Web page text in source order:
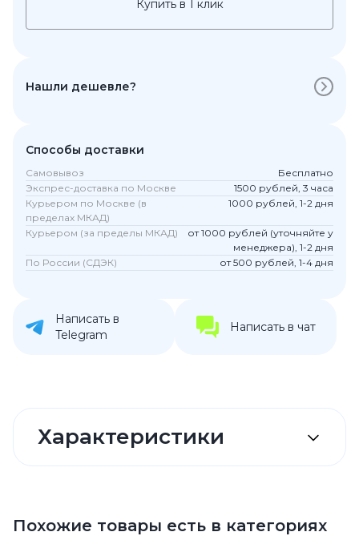
Купить в 1 клик
Нашли дешевле?
Способы доставки
Самовывоз
Бесплатно
Экспрес-доставка по Москве
1500 рублей, 3 часа
Курьером по Москве (в
пределах МКАД)
1000 рублей, 1-2 дня
Курьером (за пределы МКАД)
от 1000 рублей (уточняйте у
менеджера), 1-2 дня
По России (СДЭК)
от 500 рублей, 1-4 дня
Написать в
Telegram
Написать в чат
Характеристики
Похожие товары есть в категориях